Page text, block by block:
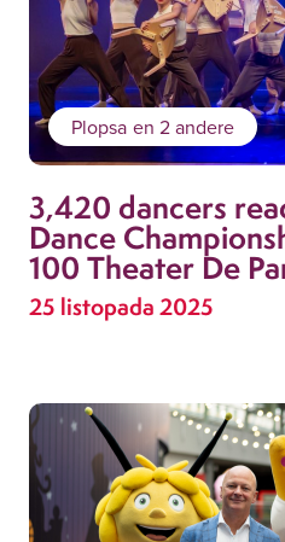
Plopsa en 2 andere
3,420 dancers
Dance
100 Theater De
25 listopada 2025